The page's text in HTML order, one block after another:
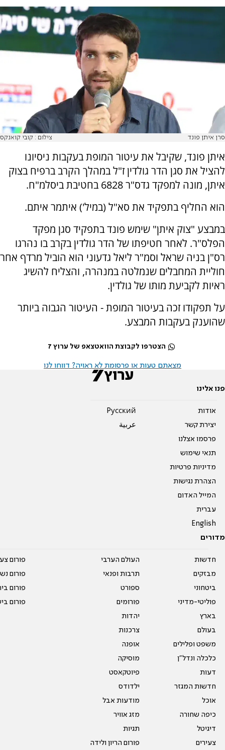
סרן איתן פונד צילום : קובי קואנקס
איתן פונד, שקיבל את עיטור המופת בעקבות ניסיונו
להציל את סגן הדר גולדין ז"ל במהלך הקרב ברפיח בצוק
איתן, מונה למפקד גדס"ר 6828 בחטיבת ביסלמ"ח.
הוא החליף בתפקיד את סא"ל (במיל') איתמר איתם.
במבצע "צוק איתן" שימש פונד בתפקיד סגן מפקד
הפלס"ר. לאחר חטיפתו של הדר גולדין בקרב בו נהרגו
רס"ן בניה שראל וסמ"ר ליאל גדעוני הוא הוביל מרדף אחר
חוליית המחבלים שנמלטה במנהרה, והצליח להשיג
ראיות לקביעת מותו של גולדין.
על תפקודו זכה בעיטור המופת - העיטור הגבוה ביותר
שהוענק בעקבות המבצע.
הצטרפו לקבוצת הוואטצאפ של ערוץ 7
מצאתם טעות או פרסומת לא ראויה? דווחו לנו
פנו אלינו
אודות
יצירת קשר
פרסמו אצלנו
תנאי שימוש
מדיניות פרטיות
הצהרת נגישות
המייל האדום
עברית
English
Pусский
عربية
מדורים
חדשות
מבזקים
ביטחוני
פוליטי-מדיני
בארץ
בעולם
משפט ופלילים
כלכלה ונדל"ן
דעות
חדשות המגזר
אוכל
כיפה שחורה
דיגיטל
צעירים
העולם הערבי
תרבות ופנאי
ספורט
פורומים
יהדות
צרכנות
אופנה
מוסיקה
פיוטקאסט
ילדודס
מודעות אבל
מזג אוויר
תגיות
פורום הריון ולידה
פורום
פורום
פורום
פורום